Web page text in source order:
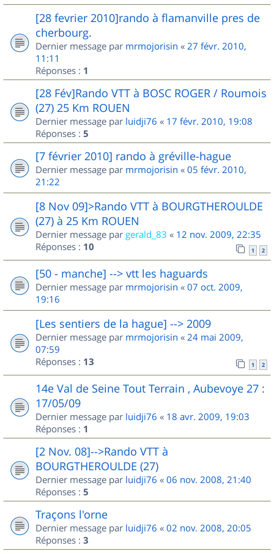
[28 fevrier 2010]rando à flamanville pres de
cherbourg.
Dernier message par mrmojorisin « 27 févr. 2010,
11:11
Réponses : 1
[28 Fév]Rando VTT à BOSC ROGER / Roumois
(27) 25 Km ROUEN
Dernier message par luidji76 « 17 févr. 2010, 19:08
Réponses : 5
[7 février 2010] rando à gréville-hague
Dernier message par mrmojorisin « 05 févr. 2010,
21:22
[8 Nov 09]>Rando VTT à BOURGTHEROULDE
(27) à 25 Km ROUEN
Dernier message par gerald_83 « 12 nov. 2009, 22:35
Réponses : 10 1 2
[50 - manche] --> vtt les haguards
Dernier message par mrmojorisin « 07 oct. 2009,
19:16
[Les sentiers de la hague] --> 2009
Dernier message par mrmojorisin « 24 mai 2009,
07:59
Réponses : 13 1 2
14e Val de Seine Tout Terrain , Aubevoye 27 :
17/05/09
Dernier message par luidji76 « 18 avr. 2009, 19:03
Réponses : 1
[2 Nov. 08]-->Rando VTT à
BOURGTHEROULDE (27)
Dernier message par luidji76 « 06 nov. 2008, 21:40
Réponses : 5
Traçons l'orne
Dernier message par luidji76 « 02 nov. 2008, 20:05
Réponses : 3